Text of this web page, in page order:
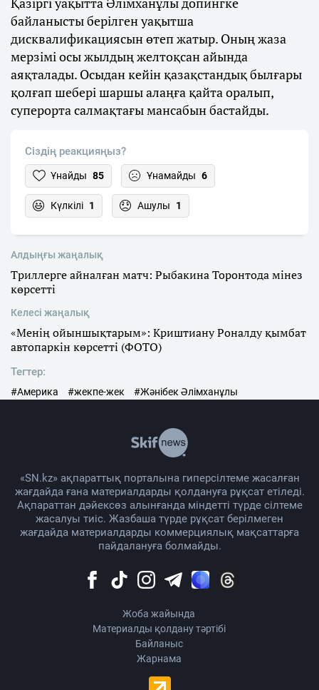
байланысты берілген уақытша
дисквалификациясын өтеп жатыр. Оның жаза
мерзімі осы жылдың желтоқсан айында
аяқталады. Осыдан кейін қазақстандық былғары
қолғап шебері шаршы алаңға қайта оралып,
суперорта салмақтағы мансабын бастайды.
Сіздің реакцияңыз?
Ұнайды 85 Ұнамайды 6
Күлкілі 1 Ашулы 1
Алдыңғы жаңалық
Триллерге айналған матч: Рыбакина Торонтода мінез
көрсетті
Келесі жаңалық
«Менің ойыншықтарым»: Криштиану Роналду қымбат
автопаркін көрсетті (ФОТО)
Тегтер:
#Америка #жекпе-жек #Жәнібек Әлімханұлы
«SN.kz» ақпараттық порталына гиперсілтеме жасалған
жағдайда ғана материалдарды қолдануға рұқсат етіледі.
Ақпараттан дәйексөз алынғанда міндетті түрде сілтеме
жасалуы тиіс. Жазбаша түрде рұқсат берілмеген
жағдайда материалдарды коммерциялық мақсаттарға
пайдалануға болмайды.
Жоба жайында
Материалды қолдану тәртібі
Байланыс
Жарнама